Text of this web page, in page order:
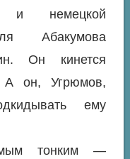
и немецкой
Абакумова
Он кинется
А он, Угрюмов,
ему
тонким —